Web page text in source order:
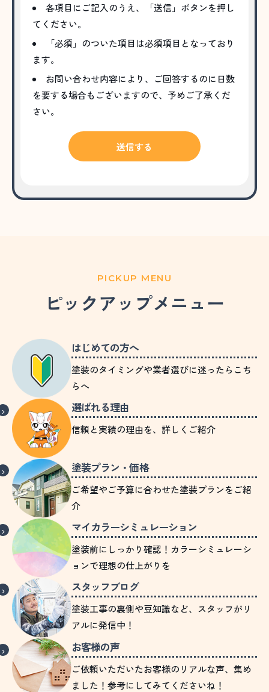
各項目にご記入のうえ、「送信」ボタンを押し
てください。
「必須」のついた項目は必須項目となっており
ます。
お問い合わせ内容により、ご回答するのに日数
を要する場合もございますので、予めご了承くだ
さい。
PICKUP MENU
ピックアップメニュー
はじめての方へ
塗装のタイミングや業者選びに迷ったらこち
らへ
選ばれる理由
信頼と実績の理由を、詳しくご紹介
塗装プラン・価格
ご希望やご予算に合わせた塗装プランをご紹
介
マイカラーシミュレーション
塗装前にしっかり確認！カラーシミュレーシ
ョンで理想の仕上がりを
スタッフブログ
塗装工事の裏側や豆知識など、スタッフがリ
アルに発信中！
お客様の声
ご依頼いただいたお客様のリアルな声、集め
ました！参考にしてみてくださいね！